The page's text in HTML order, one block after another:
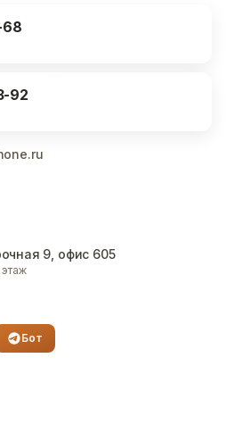
68
92
9, офис 605
Бот